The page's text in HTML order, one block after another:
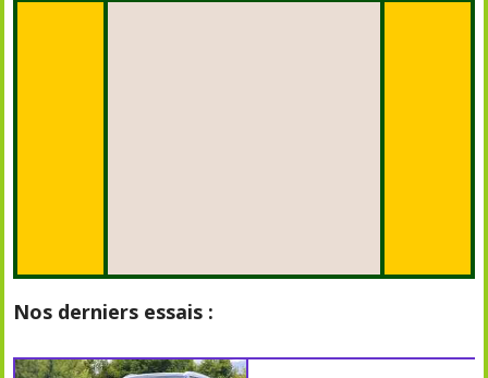
Nos derniers essais :